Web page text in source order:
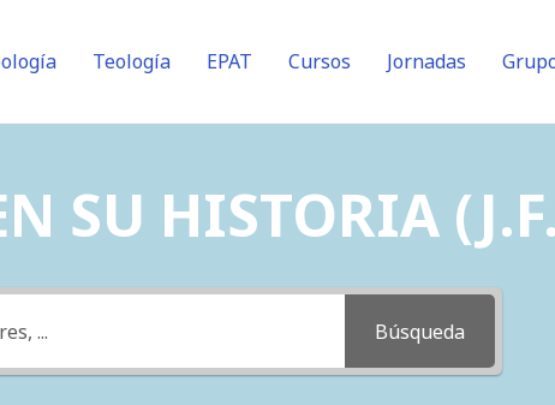
Teología EPAT Cursos Jornadas
SU HISTORIA
Búsqueda